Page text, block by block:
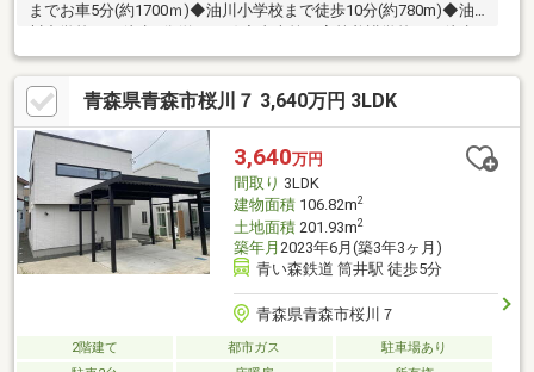
までお車5分(約1700ｍ)◆油川小学校まで徒歩10分(約780m)◆油
15分／お車6分(約1100ｍ)◆県民生協はまなす館まで徒歩16分／
お車4分(約1270m)◆ハッピードラッグ青森油川店まで徒歩16分／
お車4分(約1250m)◆ファミリーマート青森油川店まで徒歩4分／
お車1分(約300m)◆油川駅まで徒歩5分／お車2分(約330m)◆油川
市民センターまで徒歩12分／お車4分(約950m)◆油川郵便局まで
徒歩5分／お車2分(約350m)
青森県青森市桜川７ 3,640万円 3LDK
3,640万円
間取り 3LDK
建物面積106.82m2
土地面積201.93m2
築年月 2023年6月(築3年3ヶ月)
青い森鉄道 筒井駅 徒歩5分
青森県青森市桜川７
2階建て 都市ガス
駐車場あり